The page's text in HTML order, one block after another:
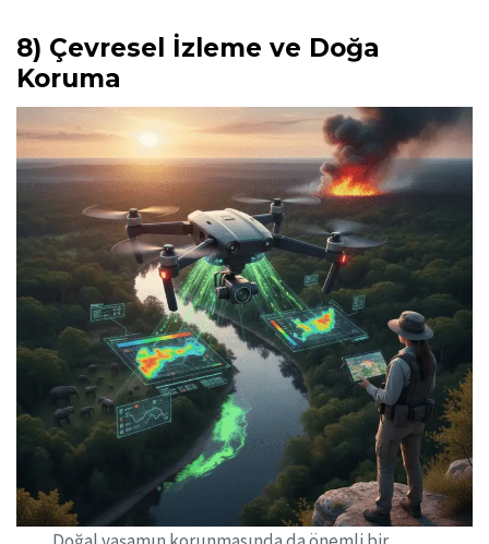
8) Çevresel İzleme ve Doğa
Koruma